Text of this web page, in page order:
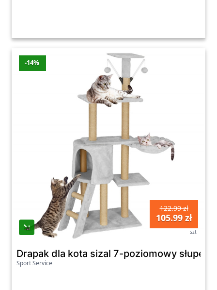
-14%
122.99 zł
105.99 zł
szt
Drapak dla kota sizal 7-poziomowy słupek
Sport Service